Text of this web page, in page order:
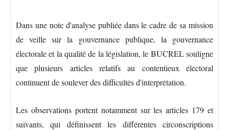
Dans une note d'analyse publiée dans le cadre de sa mission
de veille sur la gouvernance publique, la gouvernance
électorale et la qualité de la législation, le BUCREL souligne
que plusieurs articles relatifs au contentieux électoral
continuent de soulever des difficultés d'interprétation.
Les observations portent notamment sur les articles 179 et
suivants, qui définissent les différentes circonscriptions